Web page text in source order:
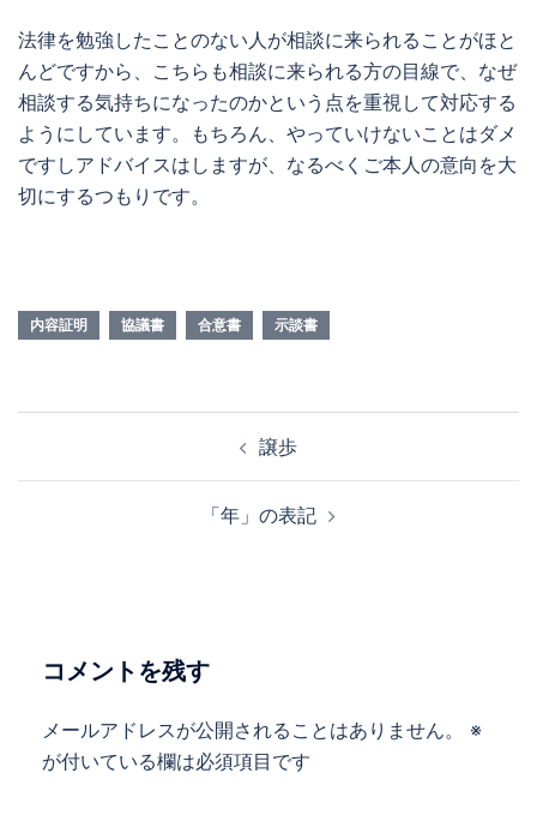
法律を勉強したことのない人が相談に来られることがほと
んどですから、こちらも相談に来られる方の目線で、なぜ
相談する気持ちになったのかという点を重視して対応する
ようにしています。もちろん、やっていけないことはダメ
ですしアドバイスはしますが、なるべくご本人の意向を大
切にするつもりです。
内容証明 協議書 合意書 示談書
ョ
譲歩
「年」の表記
コメントを残す
メールアドレスが公開されることはありません。
※
が付いている欄は必須項目です